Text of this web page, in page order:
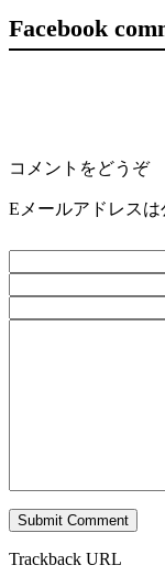
Facebook
コメントをどうぞ
Eメールアドレスは
Trackback URL